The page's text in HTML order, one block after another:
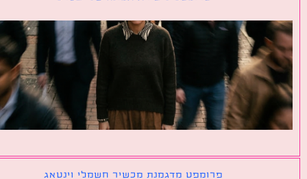
פרומפט מדגמנת מכשיר חשמלי וינטאג